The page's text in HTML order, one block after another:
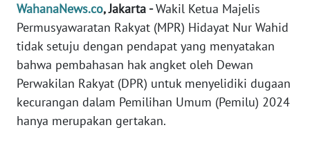
WahanaNews.co, Jakarta -Wakil Ketua Majelis
Permusyawaratan Rakyat (MPR) Hidayat Nur Wahid
tidak setuju dengan pendapat yang menyatakan
bahwa pembahasan hak angket oleh Dewan
Perwakilan Rakyat (DPR) untuk menyelidiki dugaan
kecurangan dalam Pemilihan Umum (Pemilu) 2024
hanya merupakan gertakan.
Informasi
INDEKS
BERITA
KONTAK
KAMI